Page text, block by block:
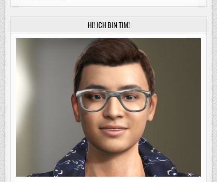
HI! ICH BIN TIM!